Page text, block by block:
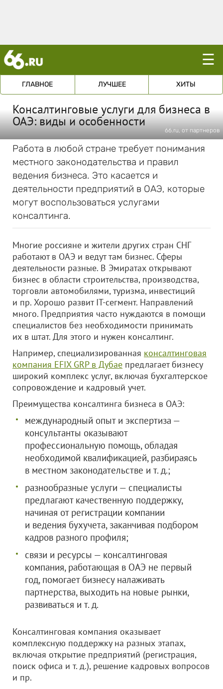
☰
ГЛАВНОЕ ЛУЧШЕЕ ХИТЫ
Консалтинговые услуги для бизнеса в
ОАЭ: виды и особенности
66.ru, от партнеров
Работа в любой стране требует понимания
местного законодательства и правил
ведения бизнеса. Это касается и
деятельности предприятий в ОАЭ, которые
могут воспользоваться услугами
консалтинга.
Многие россияне и жители других стран СНГ
работают в ОАЭ и ведут там бизнес. Сферы
деятельности разные. В Эмиратах открывают
бизнес в области строительства, производства,
торговли автомобилями, туризма, инвестиций
и пр. Хорошо развит IT-сегмент. Направлений
много. Предприятия часто нуждаются в помощи
специалистов без необходимости принимать
их в штат. Для этого и нужен консалтинг.
Например, специализированная консалтинговая
компания EFIX GRP в Дубае предлагает бизнесу
широкий комплекс услуг, включая бухгалтерское
сопровождение и кадровый учет.
Преимущества консалтинга бизнеса в ОАЭ:
международный опыт и экспертиза —
консультанты оказывают
профессиональную помощь, обладая
необходимой квалификацией, разбираясь
в местном законодательстве и т. д.;
разнообразные услуги — специалисты
предлагают качественную поддержку,
начиная от регистрации компании
и ведения бухучета, заканчивая подбором
кадров разного профиля;
связи и ресурсы — консалтинговая
компания, работающая в ОАЭ не первый
год, помогает бизнесу налаживать
партнерства, выходить на новые рынки,
развиваться и т. д.
Консалтинговая компания оказывает
комплексную поддержку на разных этапах,
включая открытие предприятий (регистрация,
поиск офиса и т. д.), решение кадровых вопросов
и пр.